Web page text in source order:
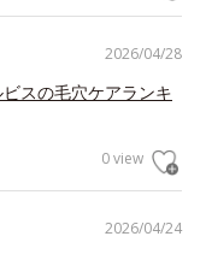
2026/04/28
スの毛穴ケアランキ
0 view
2026/04/24